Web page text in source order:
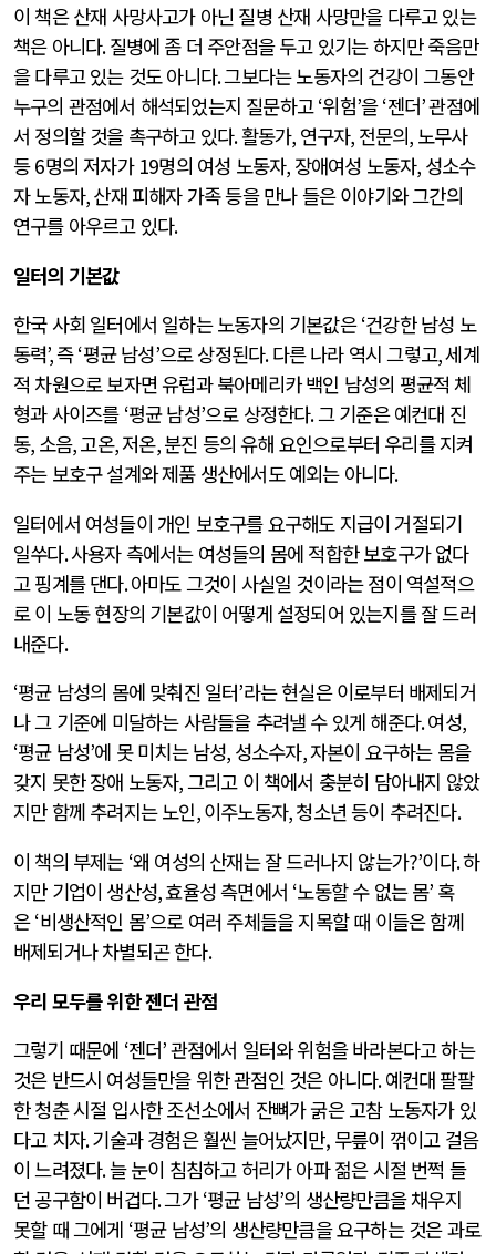
이 책은 산재 사망사고가 아닌 질병 산재 사망만을 다루고 있는
책은 아니다.질병에 좀 더 주안점을 두고 있기는 하지만 죽음만
을 다루고 있는 것도 아니다.그보다는 노동자의 건강이 그동안
누구의 관점에서 해석되었는지 질문하고‘위험’을‘젠더’관점에
서 정의할 것을 촉구하고 있다.활동가, 연구자, 전문의, 노무사
등6명의 저자가 19명의 여성 노동자, 장애여성 노동자, 성소수
자 노동자,산재 피해자 가족 등을 만나 들은 이야기와 그간의
연구를 아우르고 있다.
일터의 기본값
한국 사회 일터에서 일하는 노동자의 기본값은‘건강한 남성 노
동력’,즉‘평균 남성’으로 상정된다.다른 나라 역시 그렇고,세계
적 차원으로 보자면 유럽과 북아메리카 백인 남성의 평균적 체
형과 사이즈를 ‘평균 남성’으로 상정한다.그 기준은 예컨대 진
동, 소음,고온,저온,분진 등의 유해 요인으로부터 우리를 지켜
주는 보호구 설계와 제품 생산에서도 예외는 아니다.
일터에서 여성들이 개인 보호구를 요구해도 지급이 거절되기
일쑤다.사용자 측에서는 여성들의 몸에 적합한 보호구가 없다
고 핑계를 댄다.아마도 그것이 사실일 것이라는 점이 역설적으
로 이 노동 현장의 기본값이 어떻게 설정되어 있는지를 잘 드러
내준다.
‘평균 남성의 몸에 맞춰진 일터’라는 현실은 이로부터 배제되거
나 그 기준에 미달하는 사람들을 추려낼 수 있게 해준다.여성,
‘평균 남성’에 못 미치는 남성, 성소수자,자본이 요구하는 몸을
갖지 못한 장애 노동자,그리고 이 책에서 충분히 담아내지 않았
지만 함께 추려지는 노인,이주노동자,청소년 등이 추려진다.
이 책의 부제는 ‘왜 여성의 산재는 잘 드러나지 않는가?’이다.하
지만 기업이 생산성,효율성 측면에서 ‘노동할 수 없는 몸’ 혹
은‘비생산적인 몸’으로 여러 주체들을 지목할 때 이들은 함께
배제되거나 차별되곤 한다.
우리 모두를 위한 젠더 관점
그렇기 때문에 ‘젠더’관점에서 일터와 위험을 바라본다고 하는
것은 반드시 여성들만을 위한 관점인 것은 아니다.예컨대 팔팔
한 청춘 시절 입사한 조선소에서 잔뼈가 굵은 고참 노동자가 있
다고 치자.기술과 경험은 훨씬 늘어났지만, 무릎이 꺾이고 걸음
이 느려졌다.늘 눈이 침침하고 허리가 아파 젊은 시절 번쩍 들
던 공구함이 버겁다.그가‘평균 남성’의 생산량만큼을 채우지
못할 때 그에게 ‘평균 남성’의 생산량만큼을 요구하는 것은 과로